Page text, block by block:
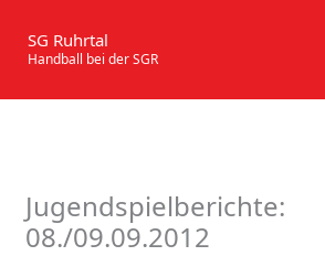
Inhalt
springen
SG Ruhrtal
Handball bei der SGR
Jugendspielberichte:
08./09.09.2012